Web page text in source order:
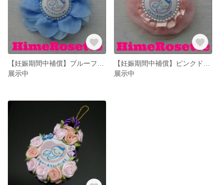
展示中
展示中